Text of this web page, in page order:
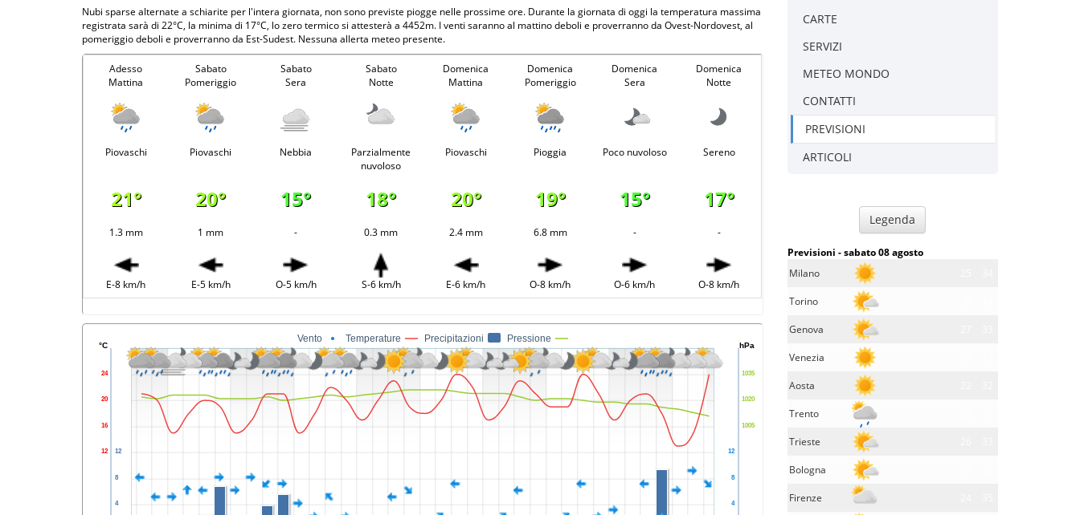
CARTE
SERVIZI
METEO MONDO
CONTATTI
PREVISIONI
ARTICOLI
Legenda
Previsioni - sabato 08 agosto
Milano
Torino
Genova
Venezia
Aosta
Trento
Trieste
Bologna
Firenze
Nubi sparse alternate a schiarite per l'intera giornata, non sono previste piogge nelle prossime ore. Durante la giornata di oggi la temperatura massima
registrata sarà di 22°C, la minima di 17°C, lo zero termico si attesterà a 4452m. I venti saranno al mattino deboli e proverranno da Ovest-Nordovest, al
pomeriggio deboli e proverranno da Est-Sudest. Nessuna allerta meteo presente.
Adesso
Mattina
Sabato
Pomeriggio
Sabato
Sera
Sabato
Notte
Domenica
Mattina
Domenica
Pomeriggio
Domenica
Sera
Domenica
Notte
Piovaschi Piovaschi Nebbia
Parzialmente
nuvoloso
Piovaschi Pioggia Poco nuvoloso Sereno
21° 20° 15° 18° 20° 19° 15° 17°
1.3 mm 1 mm - 0.3 mm 2.4 mm 6.8 mm - -
E-8 km/h E-5 km/h O-5 km/h S-6 km/h E-6 km/h O-8 km/h O-6 km/h O-8 km/h
°C hPa
Pressione
Precipitazioni
Temperature
Vento
12
16
20
24
4
8
12
4
8
12
1005
1020
1035